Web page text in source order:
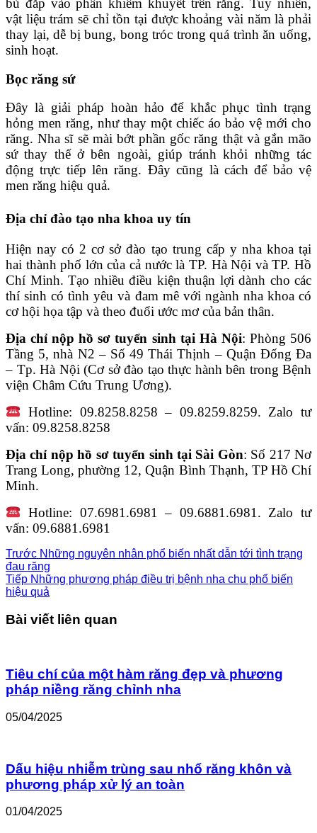
bù đắp vào phần khiếm khuyết trên răng. Tuy nhiên,
vật liệu trám sẽ chỉ tồn tại được khoảng vài năm là phải
thay lại, dễ bị bung, bong tróc trong quá trình ăn uống,
sinh hoạt.
Bọc răng sứ
Đây là giải pháp hoàn hảo để khắc phục tình trạng
hỏng men răng, như thay một chiếc áo bảo vệ mới cho
răng. Nha sĩ sẽ mài bớt phần gốc răng thật và gắn mão
sứ thay thế ở bên ngoài, giúp tránh khỏi những tác
động trực tiếp lên răng. Đây cũng là cách để bảo vệ
men răng hiệu quả.
Địa chỉ đào tạo nha khoa uy tín
Hiện nay có 2 cơ sở đào tạo trung cấp y nha khoa tại
hai thành phố lớn của cả nước là TP. Hà Nội và TP. Hồ
Chí Minh. Tạo nhiều điều kiện thuận lợi dành cho các
thí sinh có tình yêu và đam mê với ngành nha khoa có
cơ hội họa tập và theo đuổi ước mơ của bản thân.
Địa chỉ nộp hồ sơ tuyển sinh tại Hà Nội: Phòng 506
Tầng 5, nhà N2 – Số 49 Thái Thịnh – Quận Đống Đa
– Tp. Hà Nội (Cơ sở đào tạo thực hành bên trong Bệnh
viện Châm Cứu Trung Ương).
Hotline: 09.8258.8258 – 09.8259.8259. Zalo tư
vấn: 09.8258.8258
Địa chỉ nộp hồ sơ tuyển sinh tại Sài Gòn: Số 217 Nơ
Trang Long, phường 12, Quận Bình Thạnh, TP Hồ Chí
Minh.
Hotline: 07.6981.6981 – 09.6881.6981. Zalo tư
vấn: 09.6881.6981
Trước Những nguyên nhân phổ biến nhất dẫn tới tình trạng
đau răng
Tiếp Những phương pháp điều trị bệnh nha chu phổ biến
hiệu quả
Bài viết liên quan
Tiêu chí của một hàm răng đẹp và phương
pháp niềng răng chỉnh nha
05/04/2025
Dấu hiệu nhiễm trùng sau nhổ răng khôn và
phương pháp xử lý an toàn
01/04/2025